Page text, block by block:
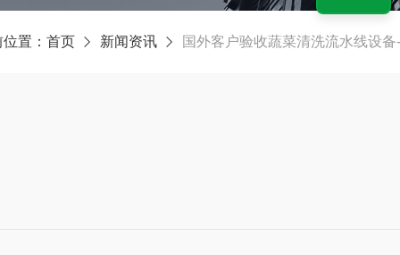
置： 首页 新闻资讯 国外客户验收蔬菜清洗流水线设